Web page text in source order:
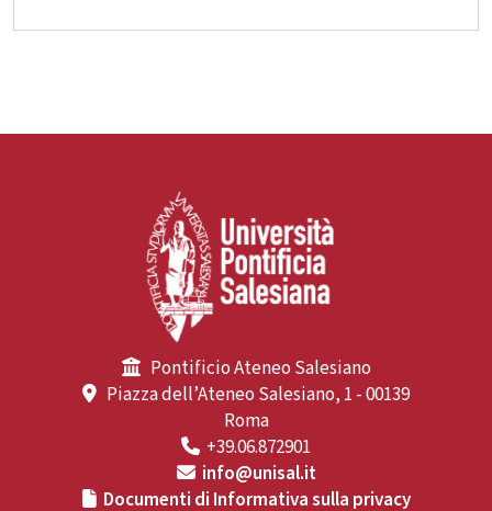
Pontificio Ateneo Salesiano
Piazza dell’Ateneo Salesiano, 1 - 00139
Roma
+39.06.872901
info@unisal.it
Documenti di Informativa sulla privacy